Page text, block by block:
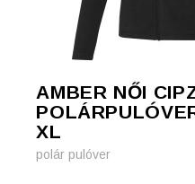
AMBER NŐI
XL
polár pulóver